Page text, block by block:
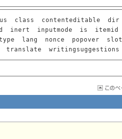
class contenteditable
dir
inert inputmode is
itemid
lang nonce popover
slot
translate writingsuggestions